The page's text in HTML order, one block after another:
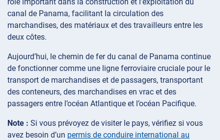
canal de Panama, facilitant la circulation des
marchandises, des matériaux et des travailleurs entre les
deux côtes.
Aujourd’hui, le chemin de fer du canal de Panama continue
de fonctionner comme une ligne ferroviaire cruciale pour le
transport de marchandises et de passagers, transportant
des conteneurs, des marchandises en vrac et des
passagers entre l’océan Atlantique et l’océan Pacifique.
Note : Si vous prévoyez de visiter le pays, vérifiez si vous
avez besoin d’un permis de conduire international au